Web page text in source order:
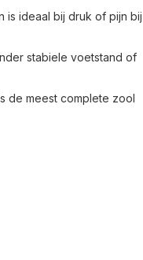
is ideaal bij druk of pijn bij
stabiele voetstand of
de meest complete zool